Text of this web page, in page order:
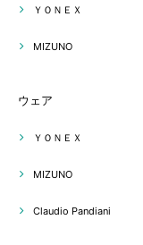
ＹＯＮＥＸ
MIZUNO
ウェア
ＹＯＮＥＸ
MIZUNO
Claudio Pandiani